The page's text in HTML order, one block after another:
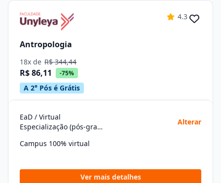
4.3
Antropologia
18x de R$ 344,44
R$ 86,11 -75%
A 2° Pós é Grátis
EaD / Virtual
Especialização (pós-graduação)
Alterar
Campus 100% virtual
Ver mais detalhes